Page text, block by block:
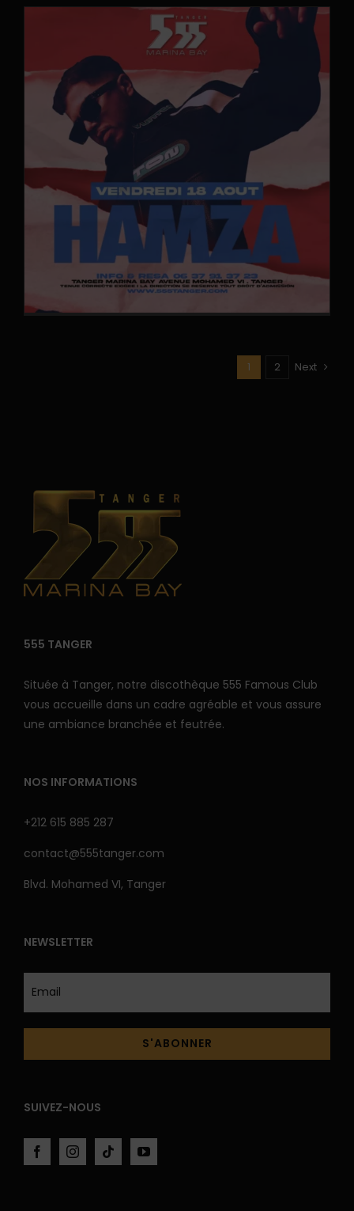
1 2 Next
555 TANGER
Située à Tanger, notre discothèque 555 Famous Club
vous accueille dans un cadre agréable et vous assure
une ambiance branchée et feutrée.
NOS INFORMATIONS
+212 615 885 287
contact@555tanger.com
Blvd. Mohamed VI, Tanger
NEWSLETTER
SUIVEZ-NOUS